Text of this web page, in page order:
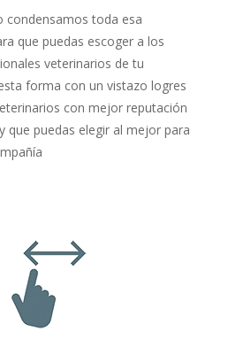
condensamos toda esa
que puedas escoger a los
veterinarios de tu
forma con un vistazo logres
con mejor reputación
que puedas elegir al mejor para